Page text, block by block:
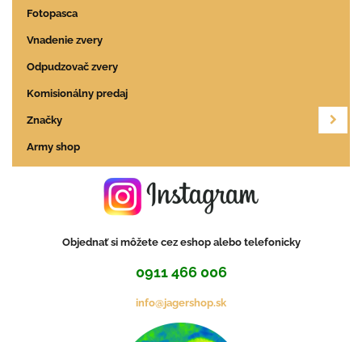
Fotopasca
Vnadenie zvery
Odpudzovač zvery
Komisionálny predaj
Značky
Army shop
Objednať si môžete cez eshop alebo telefonicky
0911 466 006
info@jagershop.sk